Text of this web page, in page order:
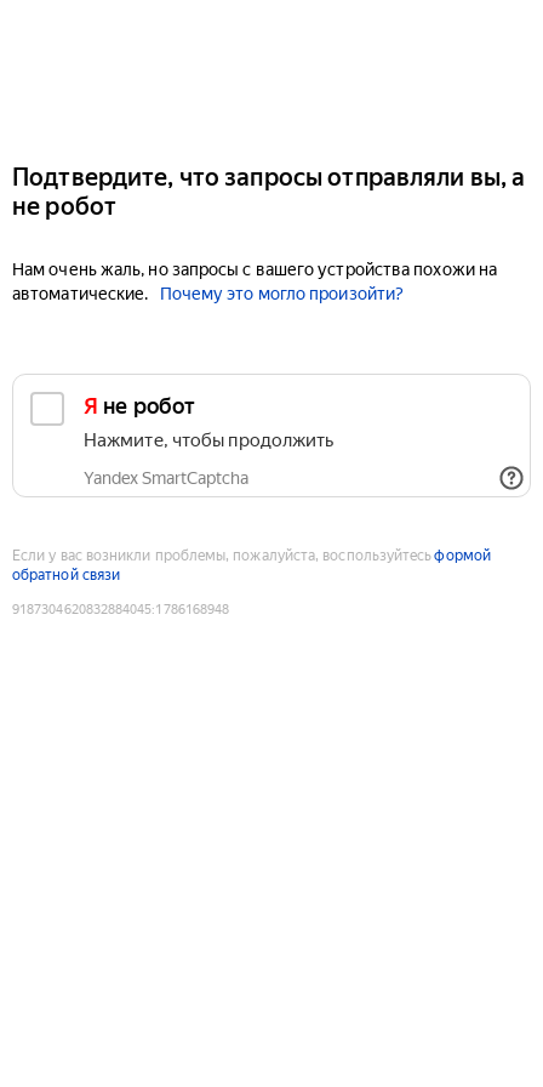
Подтвердите, что запросы отправляли вы, а
не робот
Нам очень жаль, но запросы с вашего устройства похожи на
автоматические.
Почему это могло произойти?
Я не робот
Нажмите, чтобы продолжить
Yandex SmartCaptcha
Если у вас возникли проблемы, пожалуйста, воспользуйтесьформой
обратной связи
9187304620832884045:1786168948